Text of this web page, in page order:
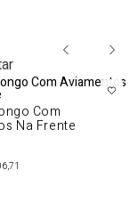
Com
Na Frente